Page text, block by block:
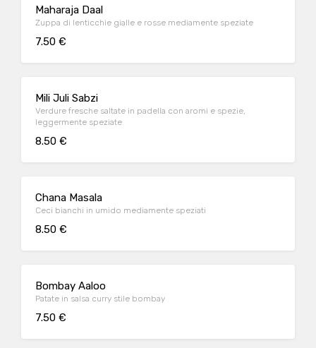
Maharaja Daal
Zuppa di lenticchie gialle e rosse mediamente speziate
7.50 €
Mili Juli Sabzi
Verdure fresche saltate in padella con aromi e spezie,
leggermente speziate
8.50 €
Chana Masala
Ceci bianchi in umido mediamente speziati
8.50 €
Bombay Aaloo
Patate in salsa curry stile bombay
7.50 €